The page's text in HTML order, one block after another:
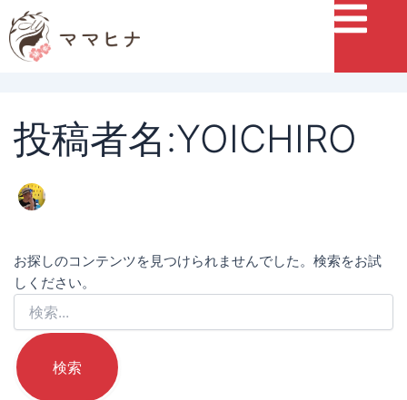
投稿者名:YOICHIRO
お探しのコンテンツを見つけられませんでした。検索をお試
しください。
索
対
象: